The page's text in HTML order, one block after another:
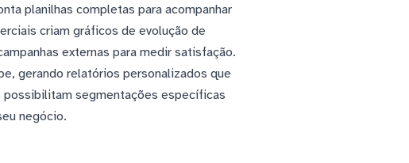
planilhas completas para acompanhar
criam gráficos de evolução de
externas para medir satisfação.
gerando relatórios personalizados que
segmentações específicas
negócio.